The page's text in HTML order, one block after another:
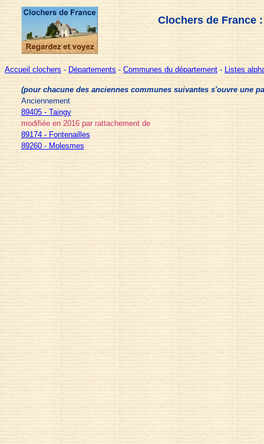
Clochers de France
Accueil clochers - Départements - Communes du département - Listes
(pour chacune des anciennes communes suivantes s'ouvre une
Anciennement
89405 - Taingy
modifiée en 2016 par rattachement de
89174 - Fontenailles
89260 - Molesmes